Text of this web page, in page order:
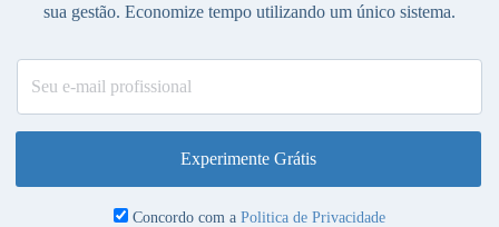
sua gestão. Economize tempo utilizando um único sistema.
Experimente Grátis
Concordo com a Politica de Privacidade